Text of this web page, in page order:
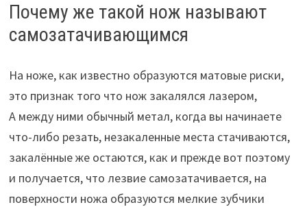
Почему же такой нож называют
самозатачивающимся
На ноже, как известно образуются матовые риски,
это признак того что нож закалялся лазером,
А между ними обычный метал, когда вы начинаете
что-либо резать, незакаленные места стачиваются,
закалённые же остаются, как и прежде вот поэтому
и получается, что лезвие самозатачивается, на
поверхности ножа образуются мелкие зубчики